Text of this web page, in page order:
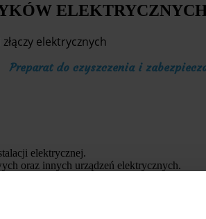
Preparat do czyszczenia i
elektrycznej.
oraz innych urządzeń elektrycznych.
i osadów.